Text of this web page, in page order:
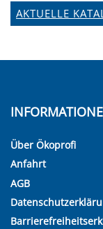
AKTUELLE
Über Ökoprofi
Anfahrt
AGB